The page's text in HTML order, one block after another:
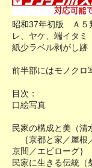
昭和37年初版 Ａ５
レ、ヤケ、端イタ
紙少ラベル剥がし跡
前半部にはモノクロ
目次：
口絵写真
民家の構成と美（清
｛京都と家／屋根
京間／エピローグ｝
民家に生きる伝統（